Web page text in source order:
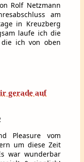
Rolf Netzmann
am
in Kreuzberg
laufe ich die
ich von oben
gerade auf
Pleasure vom
um diese Zeit
war wunderbar